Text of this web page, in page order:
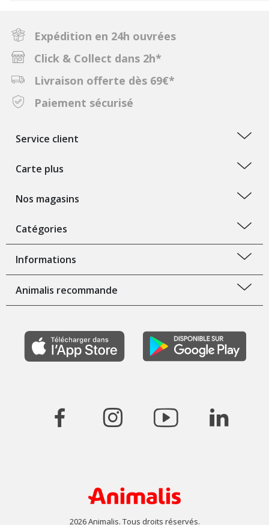
Expédition en 24h ouvrées
Click & Collect dans 2h*
Livraison offerte dès 69€*
Paiement sécurisé
Service client
Carte plus
Nos magasins
Catégories
Informations
Animalis recommande
2026 Animalis. Tous droits réservés.